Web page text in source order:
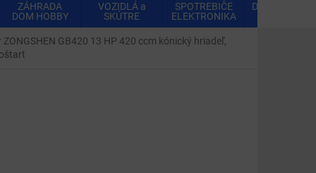
ZÁHRADA
DOM HOBBY
VOZIDLÁ a
SKÚTRE
SPOTREBIČE
ELEKTRONIKA
DOMÁCNOSŤ
GB420 13 HP 420 ccm kónický hriadeľ,